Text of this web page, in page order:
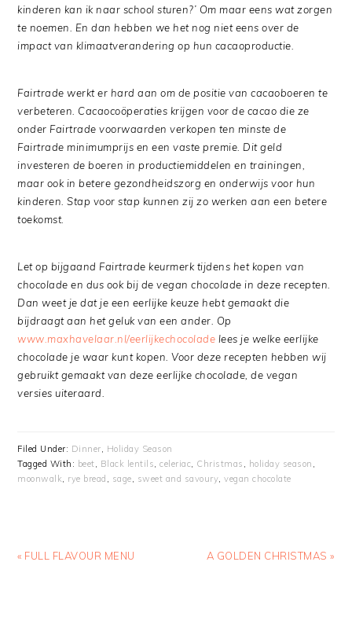
kinderen kan ik naar school sturen?’ Om maar eens wat zorgen
te noemen. En dan hebben we het nog niet eens over de
impact van klimaatverandering op hun cacaoproductie.
Fairtrade werkt er hard aan om de positie van cacaoboeren te
verbeteren. Cacaocoöperaties krijgen voor de cacao die ze
onder Fairtrade voorwaarden verkopen ten minste de
Fairtrade minimumprijs en een vaste premie. Dit geld
investeren de boeren in productiemiddelen en trainingen,
maar ook in betere gezondheidszorg en onderwijs voor hun
kinderen. Stap voor stap kunnen zij zo werken aan een betere
toekomst.
Let op bijgaand Fairtrade keurmerk tijdens het kopen van
chocolade en dus ook bij de vegan chocolade in deze recepten.
Dan weet je dat je een eerlijke keuze hebt gemaakt die
bijdraagt aan het geluk van een ander. Op
www.maxhavelaar.nl/eerlijkechocolade lees je welke eerlijke
chocolade je waar kunt kopen. Voor deze recepten hebben wij
gebruikt gemaakt van deze eerlijke chocolade, de vegan
versies uiteraard.
Filed Under: Dinner, Holiday Season
Tagged With: beet, Black lentils,celeriac, Christmas , holiday season ,
moonwalk, rye bread , sage, sweet and savoury,vegan chocolate
Previous
« FULL FLAVOUR MENU
Next
A GOLDEN CHRISTMAS »